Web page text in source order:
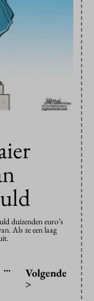
duizenden euro’s
Als ze een laag
...
Volgende
>